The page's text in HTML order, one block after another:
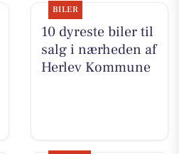
BILER
10 dyreste biler til
salg i nærheden af
Herlev Kommune